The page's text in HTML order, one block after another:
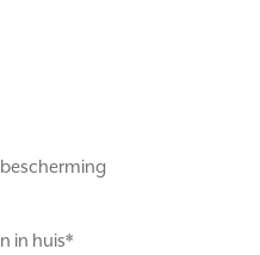
in huis*